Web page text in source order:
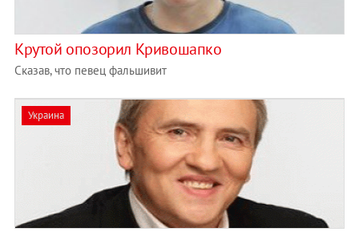
Крутой опозорил Кривошапко
Сказав, что певец фальшивит
Украина